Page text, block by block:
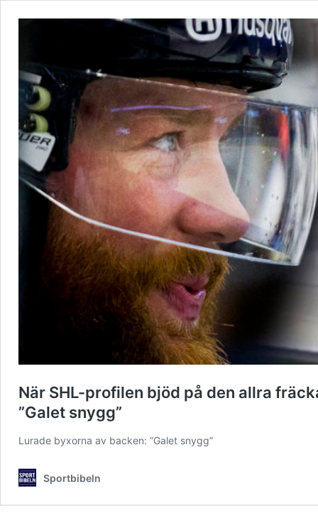
När SHL-profilen bjöd på den allra
”Galet snygg”
Lurade byxorna av backen: ”Galet snygg”
Sportbibeln